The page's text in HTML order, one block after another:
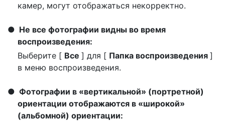
камер, могут отображаться некорректно.
Не все фотографии видны во время
воспроизведения:
Выберите [ Все ] для [ Папка воспроизведения ]
в меню воспроизведения.
Фотографии в «вертикальной» (портретной)
ориентации отображаются в «широкой»
(альбомной) ориентации: